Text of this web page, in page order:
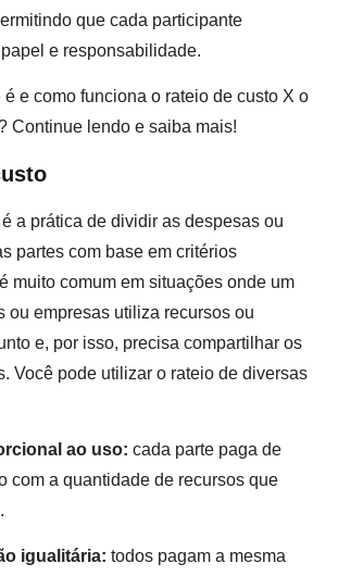
que cada participante
e responsabilidade.
e como funciona o rateio de custo X o
Continue lendo e saiba mais!
a prática de dividir as despesas ou
partes com base em critérios
muito comum em situações onde um
ou empresas utiliza recursos ou
e, por isso, precisa compartilhar os
Você pode utilizar o rateio de diversas
ao uso: cada parte paga de
com a quantidade de recursos que
igualitária: todos pagam a mesma